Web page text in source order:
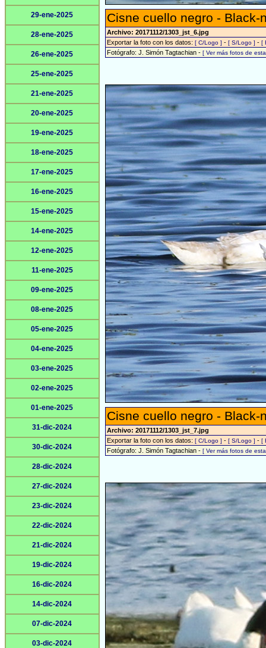
29-ene-2025
28-ene-2025
26-ene-2025
25-ene-2025
21-ene-2025
20-ene-2025
19-ene-2025
18-ene-2025
17-ene-2025
16-ene-2025
15-ene-2025
14-ene-2025
12-ene-2025
11-ene-2025
09-ene-2025
08-ene-2025
05-ene-2025
04-ene-2025
03-ene-2025
02-ene-2025
01-ene-2025
31-dic-2024
30-dic-2024
28-dic-2024
27-dic-2024
23-dic-2024
22-dic-2024
21-dic-2024
19-dic-2024
16-dic-2024
14-dic-2024
07-dic-2024
03-dic-2024
Cisne cuello negro -
Archivo: 20171112/1303_jst_6.jpg
Exportar la foto con los datos: [ C/Logo ] - [ S/Logo ] - [
Fotógrafo: J. Simón Tagtachian - [ Ver más fotos de
Cisne cuello negro -
Archivo: 20171112/1303_jst_7.jpg
Exportar la foto con los datos: [ C/Logo ] - [ S/Logo ] - [
Fotógrafo: J. Simón Tagtachian - [ Ver más fotos de